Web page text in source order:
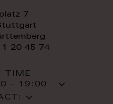
7
1 20 45 74
TIME
- 19:00